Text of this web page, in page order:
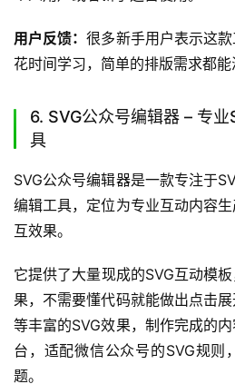
单排版工具，满足快速排版的需求
洁，没有多余的复杂功能，打开网
成后可以一键复制到公众号后台
上手难度：操作非常简单，新手
成本极低。
如何使用：直接搜索进入官方网
要下载安装。
适用人群：适合对排版要求不高
个人用户或者新手运营使用。